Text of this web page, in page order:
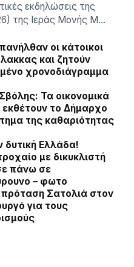
εκδηλώσεις της
της Ιεράς Μονής Μ…
οι κάτοικοι
και ζητούν
χρονοδιάγραμμα
Τα οικονομικά
εκθέτουν το Δήμαρχο
της καθαριότητας
δυτική Ελλάδα!
με δικυκλιστή
πάνω σε
– φωτο
Σατολιά στον
για τους